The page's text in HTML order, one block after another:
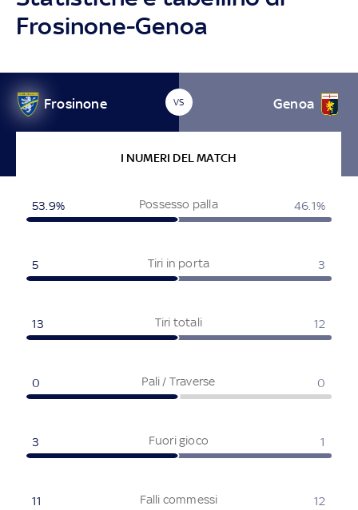
Frosinone-Genoa
Frosinone VS Genoa
I NUMERI DEL MATCH
Possesso palla
53.9% 46.1%
Tiri in porta
5 3
Tiri totali
13 12
Pali / Traverse
0 0
Fuori gioco
3 1
Falli commessi
11 12